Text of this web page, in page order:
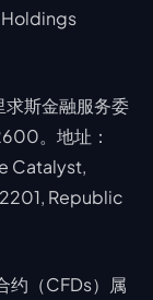
Holdings
斯金融服务委
。地址：
Catalyst,
Republic
约（CFDs）属